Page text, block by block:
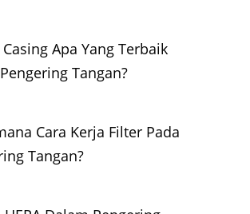
Apa Yang Terbaik
Tangan?
Cara Kerja Filter Pada
Tangan?